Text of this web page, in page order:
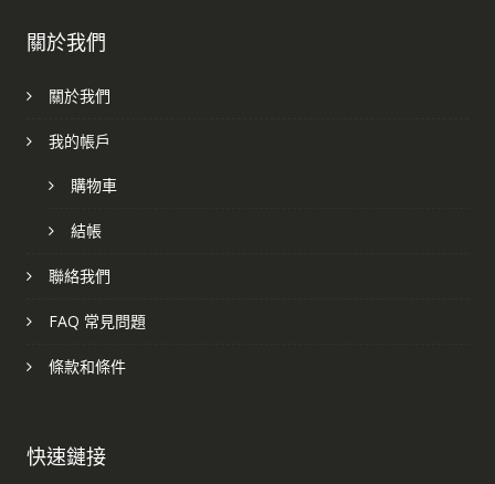
關於我們
關於我們
我的帳戶
購物車
結帳
聯絡我們
FAQ 常見問題
條款和條件
快速鏈接